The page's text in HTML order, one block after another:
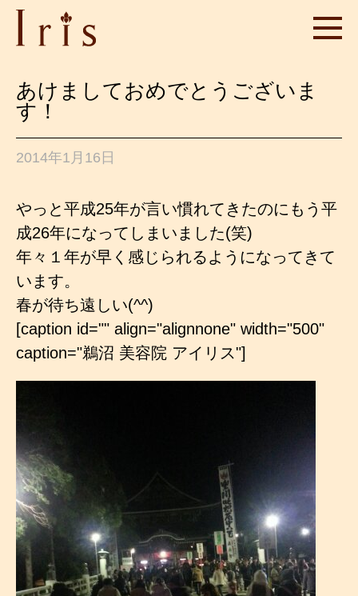
あけましておめでとうございま
す！
2014年1月16日
やっと平成25年が言い慣れてきたのにもう平
成26年になってしまいました(笑)
年々１年が早く感じられるようになってきて
います。
春が待ち遠しい(^^)
[caption id="" align="alignnone" width="500"
caption="鵜沼 美容院 アイリス"]